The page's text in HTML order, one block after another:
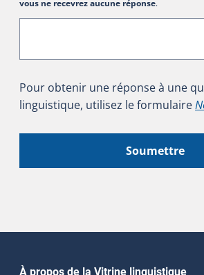
vous ne recevrez aucune réponse.
Pour obtenir une réponse à une
linguistique, utilisez le formulaire
Soumettre
À propos de la Vitrine linguistique